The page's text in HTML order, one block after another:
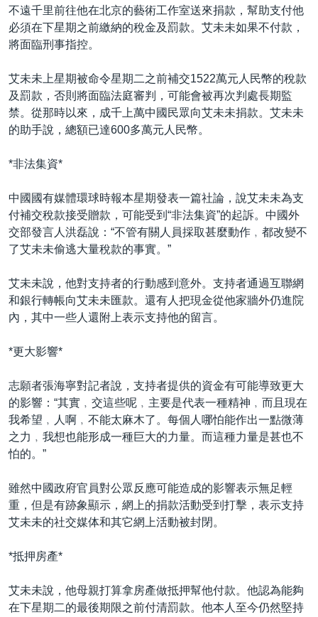
YOUTUBE頻道
港人港心
美國透視
廣播節目表
其他語言網站
不遠千里前往他在北京的藝術工作室送來捐款，幫助支付他
必須在下星期之前繳納的稅金及罰款。艾未未如果不付款，
將面臨刑事指控。
艾未未上星期被命令星期二之前補交1522萬元人民幣的稅款
及罰款，否則將面臨法庭審判，可能會被再次判處長期監
禁。從那時以來，成千上萬中國民眾向艾未未捐款。艾未未
的助手說，總額已達600多萬元人民幣。
*非法集資*
中國國有媒體環球時報本星期發表一篇社論，說艾未未為支
付補交稅款接受贈款，可能受到“非法集資”的起訴。中國外
交部發言人洪磊說：“不管有關人員採取甚麼動作﹐都改變不
了艾未未偷逃大量稅款的事實。”
艾未未說，他對支持者的行動感到意外。支持者通過互聯網
和銀行轉帳向艾未未匯款。還有人把現金從他家牆外仍進院
內，其中一些人還附上表示支持他的留言。
*更大影響*
志願者張海寧對記者說，支持者提供的資金有可能導致更大
的影響：“其實﹐交這些呢﹐主要是代表一種精神﹐而且現在
我希望﹐人啊﹐不能太麻木了。每個人哪怕能作出一點微薄
之力﹐我想也能形成一種巨大的力量。而這種力量是甚也不
怕的。”
雖然中國政府官員對公眾反應可能造成的影響表示無足輕
重，但是有跡象顯示，網上的捐款活動受到打擊，表示支持
艾未未的社交媒体和其它網上活動被封閉。
*抵押房產*
艾未未說，他母親打算拿房產做抵押幫他付款。他認為能夠
在下星期二的最後期限之前付清罰款。他本人至今仍然堅持